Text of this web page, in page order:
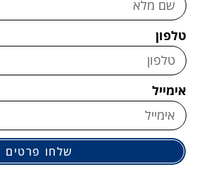
טלפון
אימייל
שלחו פרטים